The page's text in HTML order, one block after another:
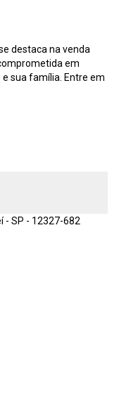
destaca na venda
em
sua família. Entre em
- SP - 12327-682